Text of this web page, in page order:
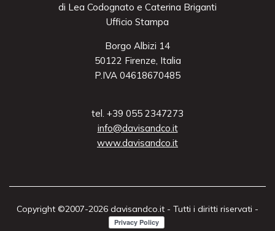
di Lea Codognato e Caterina Briganti
Ufficio Stampa
Borgo Albizi 14
50122 Firenze, Italia
P.IVA 04618670485
tel. +39 055 2347273
info@davisandco.it
www.davisandco.it
Copyright ©2007-2026 davisandco.it - Tutti i diritti riservati -